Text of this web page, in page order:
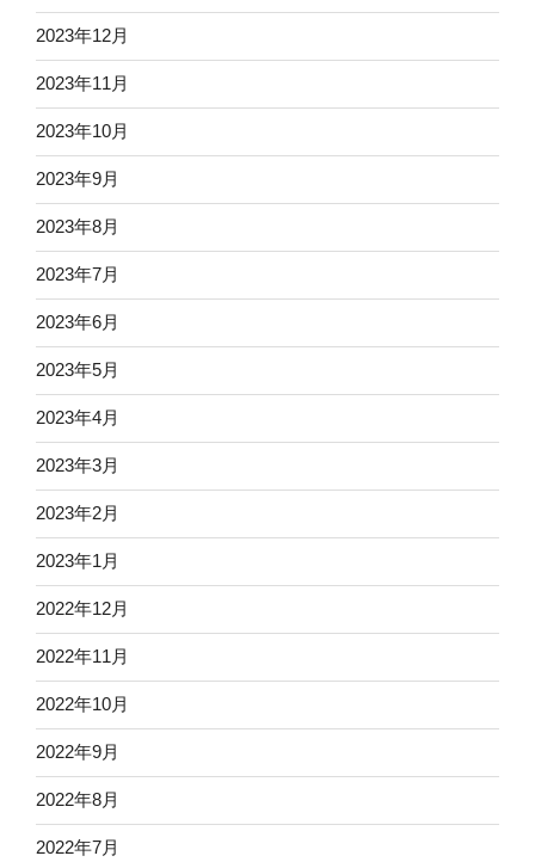
2023年12月
2023年11月
2023年10月
2023年9月
2023年8月
2023年7月
2023年6月
2023年5月
2023年4月
2023年3月
2023年2月
2023年1月
2022年12月
2022年11月
2022年10月
2022年9月
2022年8月
2022年7月